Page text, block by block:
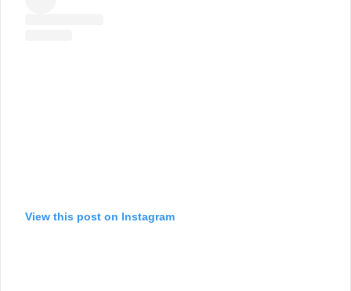
View this post on Instagram